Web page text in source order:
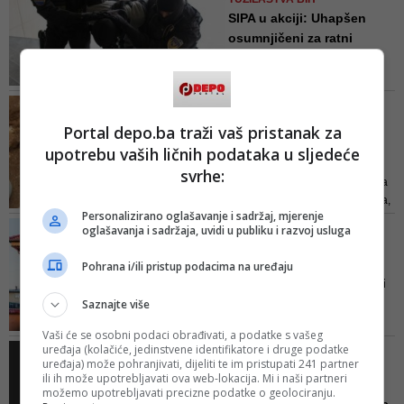
SIPA u akciji: Uhapšen
osumnjičeni za ratni
postupajućem tužiocu Tužilaštva
BiH na dalje postupanje
ljudski posmrtni ostaci,
p...
Proces ekshumacije i potrage za
posmrtnim ostacima se nastavlja,
a nakon okončanja ekshumacije,
posmrtni ostaci bit će proslijeđeni
utvrđivanje identiteta nestalih
osoba, putem DNK identifikacije
MEDŽLISU ISPRAŽNJEN
U Islamskoj zajednici
nestao novac od priloga i
računu nedostaje veći iznos
novca, koji uglavnom vodi
porijeklo od donacija vjernika
DRAGAN BURSAĆ/ OD ČEGA
MELECI UMIRU, OD SMRTI ILI
ZABORAVA
Portal depo.ba traži vaš pristanak za
upotrebu vaših ličnih podataka u sljedeće
svrhe:
Personalizirano oglašavanje i sadržaj, mjerenje
oglašavanja i sadržaja, uvidi u publiku i razvoj usluga
Pohrana i/ili pristup podacima na uređaju
Saznajte više
Vaši će se osobni podaci obrađivati, a podatke s vašeg
uređaja (kolačiće, jedinstvene identifikatore i druge podatke
uređaja) može pohranjivati, dijeliti te im pristupati 241 partner
ili ih može upotrebljavati ova web-lokacija. Mi i naši partneri
možemo upotrebljavati precizne podatke o geolociranju.